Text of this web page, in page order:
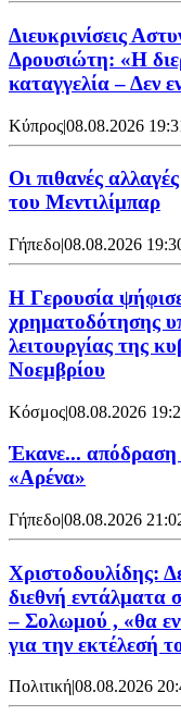
Διευκρινίσεις
Δρουσιώτη: «Η
καταγγελία – Δεν
Κύπρος|08.08.2026
Οι πιθανές
του Μεντιλίμπαρ
Γήπεδο|08.08.2026
Η Γερουσία
χρηματοδότησης
λειτουργίας της
Νοεμβρίου
Κόσμος|08.08.2026
Έκανε... απόδραση
«Αρένα»
Γήπεδο|08.08.2026
Χριστοδουλίδης:
διεθνή εντάλματα
– Σολωμού , «θα
για την εκτέλεσή
Πολιτική|08.08.2026